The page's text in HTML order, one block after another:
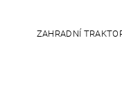
ZAHRADNÍ